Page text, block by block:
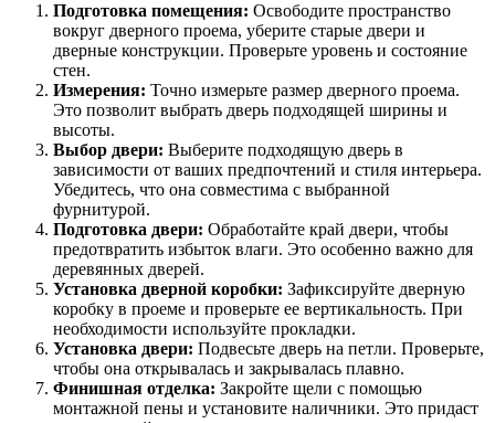
Подготовка помещения: Освободите пространство
вокруг дверного проема, уберите старые двери и
дверные конструкции. Проверьте уровень и состояние
стен.
Измерения: Точно измерьте размер дверного проема.
Это позволит выбрать дверь подходящей ширины и
высоты.
Выбор двери: Выберите подходящую дверь в
зависимости от ваших предпочтений и стиля интерьера.
Убедитесь, что она совместима с выбранной
фурнитурой.
Подготовка двери: Обработайте край двери, чтобы
предотвратить избыток влаги. Это особенно важно для
деревянных дверей.
Установка дверной коробки: Зафиксируйте дверную
коробку в проеме и проверьте ее вертикальность. При
необходимости используйте прокладки.
Установка двери: Подвесьте дверь на петли. Проверьте,
чтобы она открывалась и закрывалась плавно.
Финишная отделка: Закройте щели с помощью
монтажной пены и установите наличники. Это придаст